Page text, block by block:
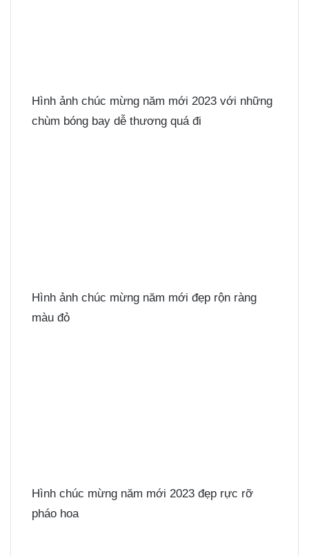
Hình ảnh chúc mừng năm mới 2023 với những
chùm bóng bay dễ thương quá đi
Hình ảnh chúc mừng năm mới đẹp rộn ràng
màu đỏ
Hình chúc mừng năm mới 2023 đẹp rực rỡ
pháo hoa